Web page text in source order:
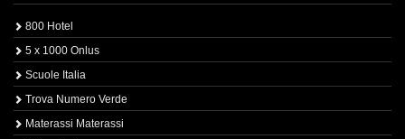
800 Hotel
5 x 1000 Onlus
Scuole Italia
Trova Numero Verde
Materassi Materassi